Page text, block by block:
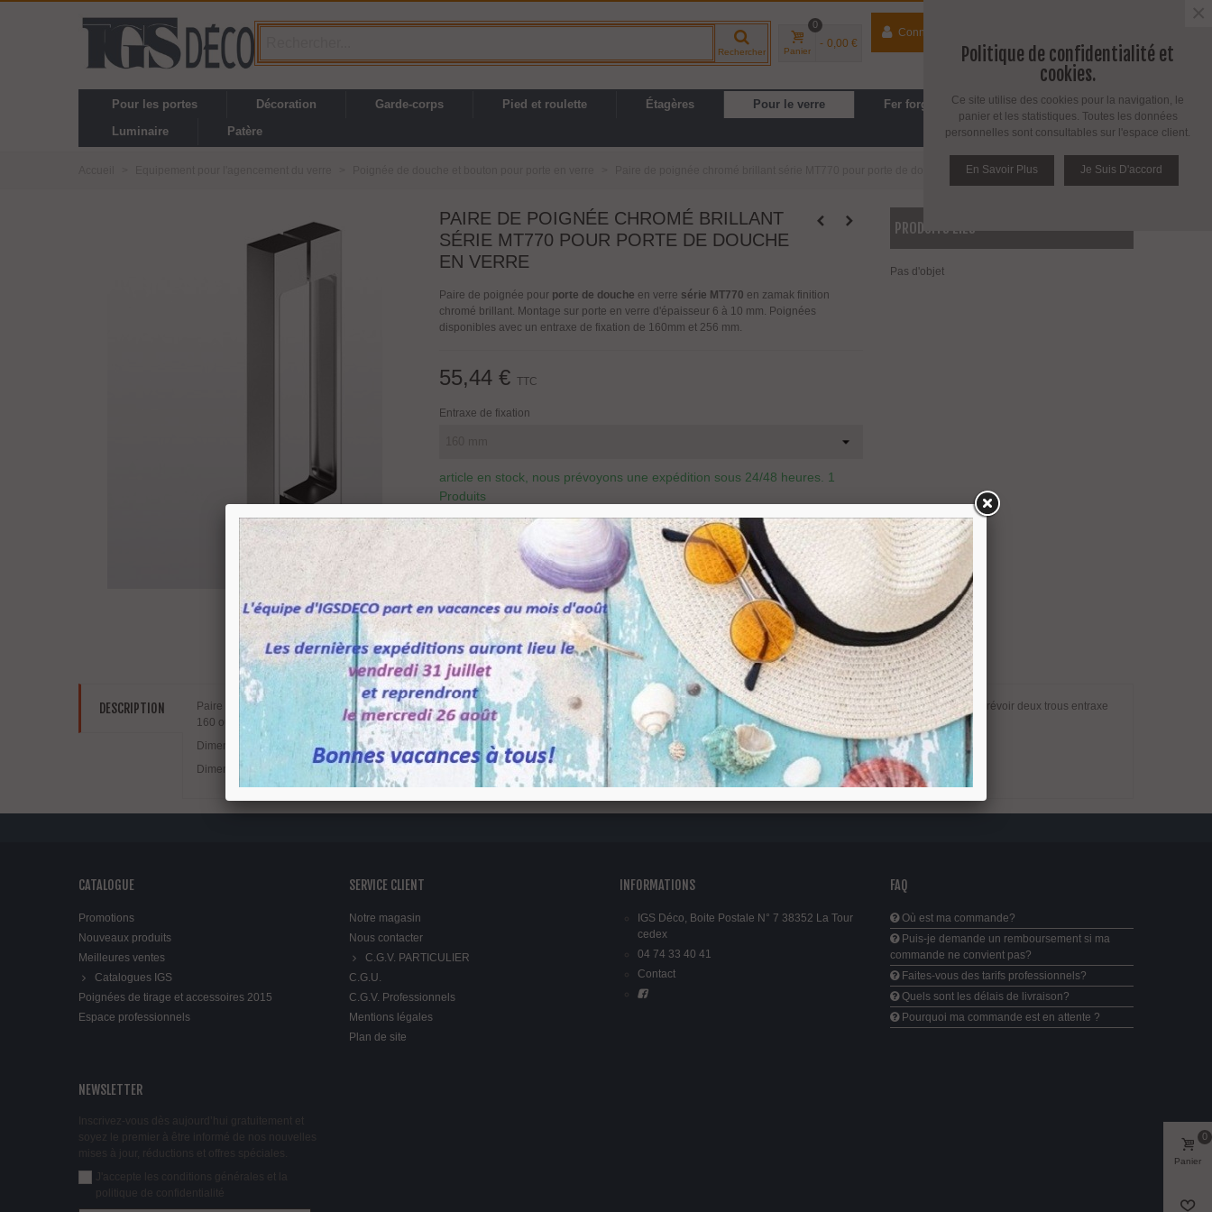
Rechercher Panier
0
- 0,00 €
Connecter
Espace PRO / Avantages PRO
Pour les portes Décoration Garde-corps Pied et roulette Étagères Pour le verre Fer forgé
Cuisine, SDB
Luminaire
Patère
Paire de poignée chromé brillant série MT770 pour porte de douche en verre
PAIRE DE POIGNÉE CHROMÉ BRILLANT
SÉRIE MT770 POUR PORTE DE DOUCHE
EN VERRE
Paire de poignée pour porte de douche en verre série MT770 en zamak finition
chromé brillant. Montage sur porte en verre d'épaisseur 6 à 10 mm. Poignées
disponibles avec un entraxe de fixation de 160mm et 256 mm.
55,44 € TTC
Entraxe de fixation
article en stock, nous prévoyons une expédition sous 24/48 heures. 1
Produits
- + Ajouter Au Panier Partager QR Code
Référence: MT770160
Marque: SC herrajes
Aimer 0 Ajouter À La Liste De Souhaits
PRODUITS LIÉS
Pas d'objet
DESCRIPTION Paire de poignée pour porte de douche en verresérie MT770en zamak finition chromé brillant. Montage sur porte en verre d'épaisseur 6 à 10 mm. Sur le verre prévoir deux trous entraxe
160 ou 256 mm de diamètre 6 à 8 mm.
Dimensions : Hauteur 185 mm - Entraxe de fixation 160 mm - Largeur 25 mm - Épaisseur 28 mm.
Dimensions : Hauteur 281 mm - Entraxe de fixation 256 mm - Largeur 25 mm - Épaisseur 28 mm.
CATALOGUE
Promotions
Nouveaux produits
Meilleures ventes
Catalogues IGS
Poignées de tirage et accessoires 2015
Espace professionnels
SERVICE CLIENT
Notre magasin
Nous contacter
C.G.V. PARTICULIER
C.G.U.
C.G.V. Professionnels
Mentions légales
Plan de site
INFORMATIONS
IGS Déco, Boite Postale N° 7 38352 La Tour
cedex
04 74 33 40 41
Contact
FAQ
Où est ma commande?
Puis-je demande un remboursement si ma
commande ne convient pas?
Faites-vous des tarifs professionnels?
Quels sont les délais de livraison?
Pourquoi ma commande est en attente ?
NEWSLETTER
Inscrivez-vous dès aujourd’hui gratuitement et
soyez le premier à être informé de nos nouvelles
mises à jour, réductions et offres spéciales.
J'accepte les conditions générales et la
politique de confidentialité
Panier
0
Politique de confidentialité et
cookies.
Ce site utilise des cookies pour la navigation, le
panier et les statistiques. Toutes les données
personnelles sont consultables sur l'espace client.
En Savoir Plus Je Suis D'accord